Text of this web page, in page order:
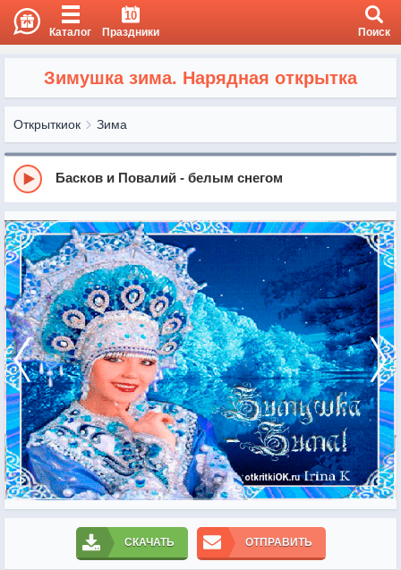
Каталог
10
Праздники Поиск
Зимушка зима. Нарядная открытка
Открыткиок Зима
Басков и Повалий - белым снегом
СКАЧАТЬ ОТПРАВИТЬ